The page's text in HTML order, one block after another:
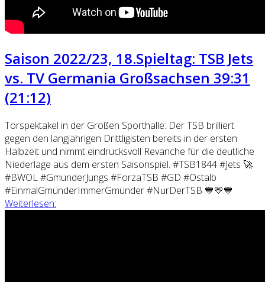
Saison 2022/23, 18.Spieltag: TSB Jets
vs. TV Germania Großsachsen 39:31
(21:12)
Torspektakel in der Großen Sporthalle: Der TSB brilliert
gegen den langjährigen Drittligisten bereits in der ersten
Halbzeit und nimmt eindrucksvoll Revanche für die deutliche
Niederlage aus dem ersten Saisonspiel. #TSB1844 #Jets 🚀
#BWOL #GmünderJungs #ForzaTSB #GD #Ostalb
#EinmalGmünderImmerGmünder #NurDerTSB 💙💛💙
Weiterlesen: